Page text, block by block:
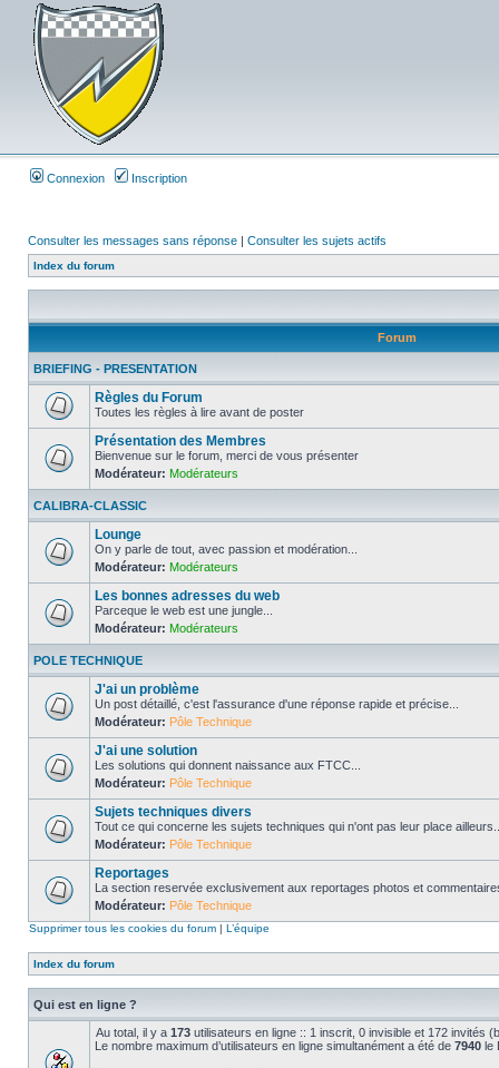
Connexion Inscription
Consulter les messages sans réponse | Consulter les sujets actifs
Index du forum
Forum
BRIEFING - PRESENTATION
Règles du Forum
Toutes les règles à lire avant de poster
Présentation des Membres
Bienvenue sur le forum, merci de vous présenter
Modérateur: Modérateurs
CALIBRA-CLASSIC
Lounge
On y parle de tout, avec passion et modération...
Modérateur: Modérateurs
Les bonnes adresses du web
Parceque le web est une jungle...
Modérateur: Modérateurs
POLE TECHNIQUE
J'ai un problème
Un post détaillé, c'est l'assurance d'une réponse rapide et précise...
Modérateur: Pôle Technique
J'ai une solution
Les solutions qui donnent naissance aux FTCC...
Modérateur: Pôle Technique
Sujets techniques divers
Tout ce qui concerne les sujets techniques qui n'ont pas leur place
Modérateur: Pôle Technique
Reportages
La section reservée exclusivement aux reportages photos et
Modérateur: Pôle Technique
Supprimer tous les cookies du forum | L’équipe
Index du forum
Qui est en ligne ?
Au total, il y a 173 utilisateurs en ligne :: 1 inscrit, 0 invisible et 172 invités
Le nombre maximum d’utilisateurs en ligne simultanément a été de 7940 le